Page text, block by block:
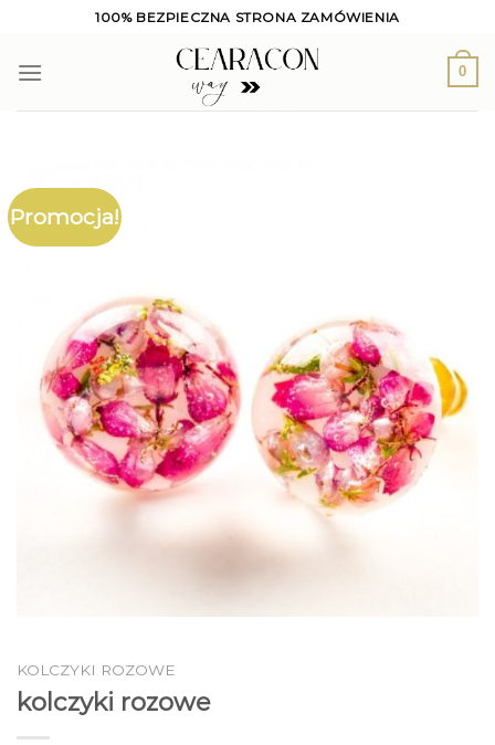
content
100% BEZPIECZNA STRONA ZAMÓWIENIA
0
Promocja!
KOLCZYKI ROZOWE
kolczyki rozowe